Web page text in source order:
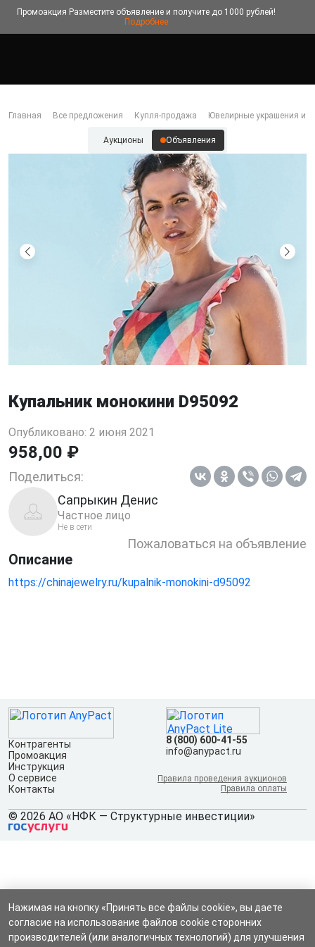
Промоакция Разместите объявление и получите до 1000 рублей!
Подробнее
Главная Все предложения Купля-продажа Ювелирные украшения и
Аукционы Объявления
Купальник монокини D95092
Опубликовано: 2 июня 2021
958,00 ₽
Поделиться:
Сапрыкин Денис
Частное лицо
Не в сети
Пожаловаться на объявление
Описание
https://chinajewelry.ru/kupalnik-monokini-d95092
Контрагенты
Промоакция
Инструкция
О сервисе
Контакты
8 (800) 600-41-55
info@anypact.ru
Правила проведения аукционов
Правила оплаты
© 2026 АО «НФК — Структурные инвестиции»
Нажимая на кнопку «Принять все файлы cookie», вы даете
согласие на использование файлов cookie сторонних
производителей (или аналогичных технологий) для улучшения